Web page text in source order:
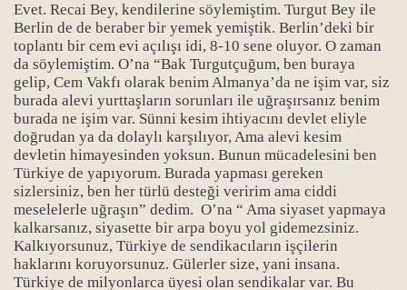
Evet. Recai Bey, kendilerine söylemiştim. Turgut Bey ile
Berlin de de beraber bir yemek yemiştik. Berlin’deki bir
toplantı bir cem evi açılışı idi, 8-10 sene oluyor. O zaman
da söylemiştim. O’na “Bak Turgutçuğum, ben buraya
gelip, Cem Vakfı olarak benim Almanya’da ne işim var, siz
burada alevi yurttaşların sorunları ile uğraşırsanız benim
burada ne işim var. Sünni kesim ihtiyacını devlet eliyle
doğrudan ya da dolaylı karşılıyor, Ama alevi kesim
devletin himayesinden yoksun. Bunun mücadelesini ben
Türkiye de yapıyorum. Burada yapması gereken
sizlersiniz, ben her türlü desteği veririm ama ciddi
meselelerle uğraşın” dedim. O’na “ Ama siyaset yapmaya
kalkarsanız, siyasette bir arpa boyu yol gidemezsiniz.
Kalkıyorsunuz, Türkiye de sendikacıların işçilerin
haklarını koruyorsunuz. Gülerler size, yani insana.
Türkiye de milyonlarca üyesi olan sendikalar var. Bu